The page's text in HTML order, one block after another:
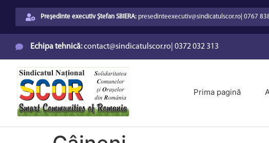
Președinte executiv Ștefan SBIERA:presedinteexecutiv@sindicatulscor.ro| 0767
Echipa tehnică:contact@sindicatulscor.ro 0372 032 313
Prima pagină